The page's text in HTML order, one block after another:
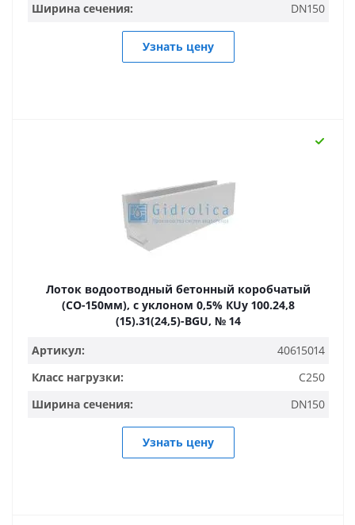
Ширина сечения:
DN150
Узнать цену
Лоток водоотводный бетонный коробчатый
(СО-150мм), с уклоном 0,5% КUу 100.24,8
(15).31(24,5)-BGU, № 14
Артикул:
40615014
Класс нагрузки:
C250
Ширина сечения:
DN150
Узнать цену